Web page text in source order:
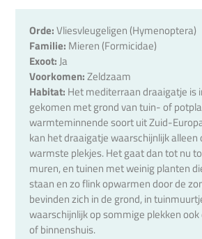
Orde:Vliesvleugeligen (Hymenoptera)
Familie: Mieren (Formicidae)
Exoot:Ja
Voorkomen:Zeldzaam
Habitat: Het mediterraan draaigatje is
gekomen met grond van tuin- of
warmteminnende soort uit Zuid-
kan het draaigatje waarschijnlijk alleen
warmste plekjes. Het gaat dan tot nu
muren, en tuinen met weinig planten
staan en zo flink opwarmen door de
bevinden zich in de grond, in
waarschijnlijk op sommige plekken
of binnenshuis.